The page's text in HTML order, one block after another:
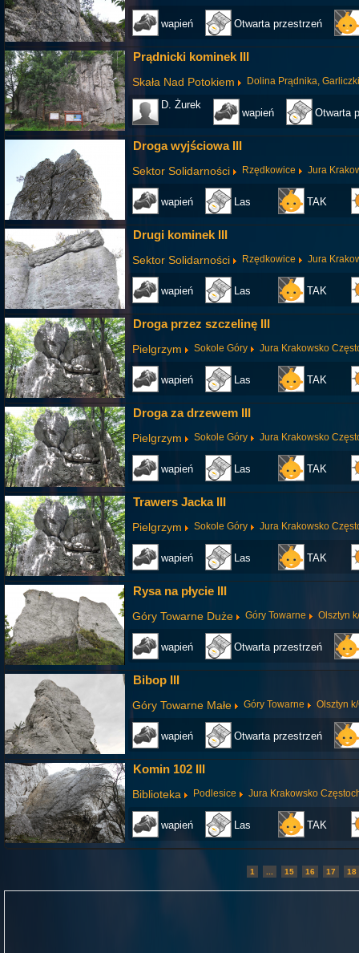
wapień Otwarta przestrzeń
Prądnicki kominek III
Skała Nad Potokiem Dolina Prądnika,
D. Żurek
wapień Otwarta
Droga wyjściowa III
Sektor Solidarności Rzędkowice Jura
wapień Las TAK
Drugi kominek III
Sektor Solidarności Rzędkowice Jura
wapień Las TAK
Droga przez szczelinę III
Pielgrzym Sokole Góry Jura Krakowsko
wapień Las TAK
Droga za drzewem III
Pielgrzym Sokole Góry Jura Krakowsko
wapień Las TAK
Trawers Jacka III
Pielgrzym Sokole Góry Jura Krakowsko
wapień Las TAK
Rysa na płycie III
Góry Towarne Duże Góry Towarne Olsztyn
wapień Otwarta przestrzeń
Bibop III
Góry Towarne Małe Góry Towarne Olsztyn
wapień Otwarta przestrzeń
Komin 102 III
Biblioteka Podlesice Jura Krakowsko
wapień Las TAK
1 15 16 17 18